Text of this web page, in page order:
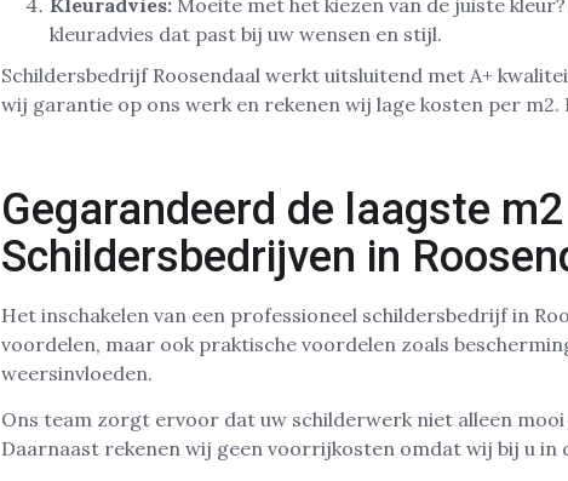
kleuradvies dat past bij uw wensen en stijl.
Schildersbedrijf Roosendaal werkt uitsluitend met A+
wij garantie op ons werk en rekenen wij lage kosten per
Gegarandeerd de laagste
Schildersbedrijven in
Het inschakelen van een professioneel schildersbedrijf in
voordelen, maar ook praktische voordelen zoals
weersinvloeden.
Ons team zorgt ervoor dat uw schilderwerk niet alleen
Daarnaast rekenen wij geen voorrijkosten omdat wij bij u in